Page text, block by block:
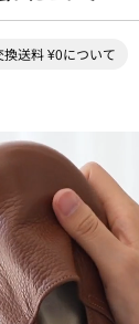
換送料 ¥0について